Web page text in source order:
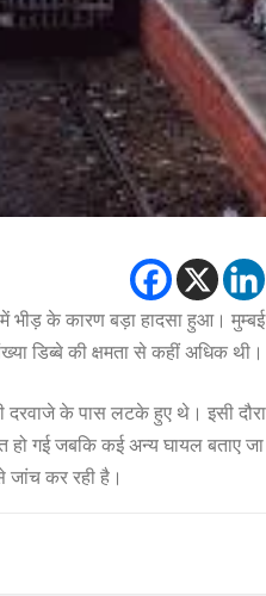
के कारण बड़ा हादसा हुआ। मुम्बई
डिब्बे की क्षमता से कहीं अधिक थी।
दरवाजे के पास लटके हुए थे। इसी
हो गई जबकि कई अन्य घायल
जांच कर रही है।